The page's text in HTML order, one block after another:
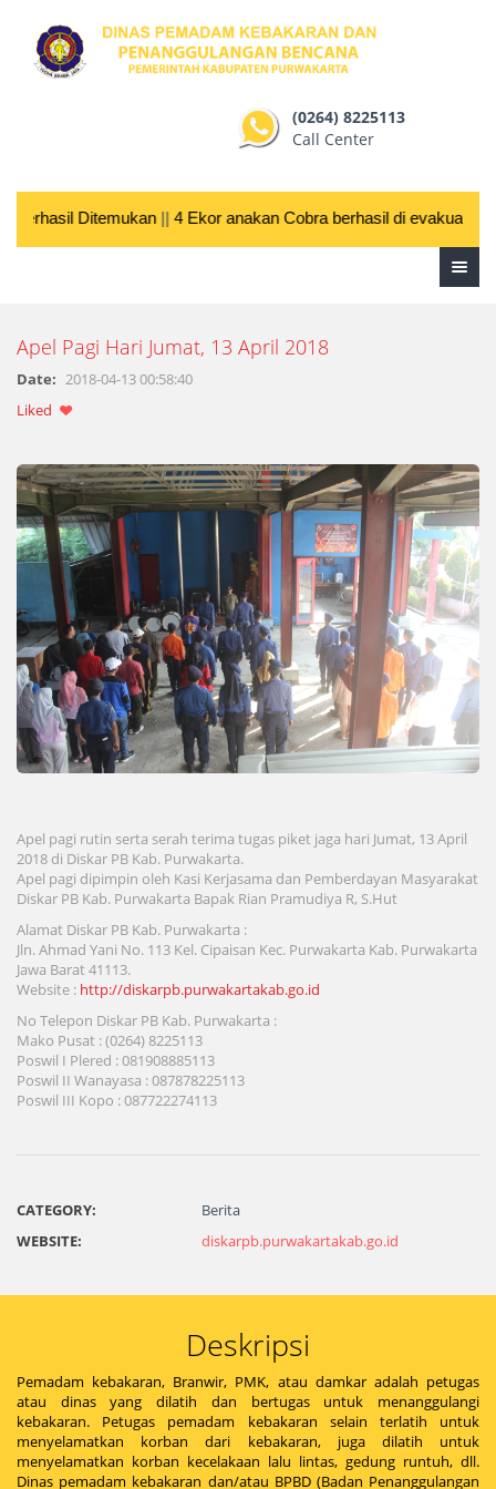
(0264) 8225113
Call Center
Ditemukan ||4 Ekor anakan Cobra berhasil di evakuasi
Apel Pagi Hari Jumat, 13 April 2018
Date: 2018-04-13 00:58:40
Liked
Apel pagi rutin serta serah terima tugas piket jaga hari Jumat, 13 April
2018 di Diskar PB Kab. Purwakarta.
Apel pagi dipimpin oleh Kasi Kerjasama dan Pemberdayan Masyarakat
Diskar PB Kab. Purwakarta Bapak Rian Pramudiya R, S.Hut
Alamat Diskar PB Kab. Purwakarta :
Jln. Ahmad Yani No. 113 Kel. Cipaisan Kec. Purwakarta Kab. Purwakarta
Jawa Barat 41113.
Website : http://diskarpb.purwakartakab.go.id
No Telepon Diskar PB Kab. Purwakarta :
Mako Pusat : (0264) 8225113
Poswil I Plered : 081908885113
Poswil II Wanayasa : 087878225113
Poswil III Kopo : 087722274113
CATEGORY:
Berita
WEBSITE:
diskarpb.purwakartakab.go.id
Deskripsi
Pemadam kebakaran, Branwir, PMK, atau damkar adalah petugas
atau dinas yang dilatih dan bertugas untuk menanggulangi
kebakaran. Petugas pemadam kebakaran selain terlatih untuk
menyelamatkan korban dari kebakaran, juga dilatih untuk
menyelamatkan korban kecelakaan lalu lintas, gedung runtuh, dll.
Dinas pemadam kebakaran dan/atau BPBD (Badan Penanggulangan